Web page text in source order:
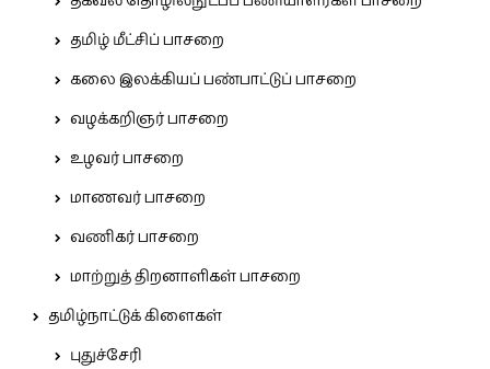
தமிழ் மீட்சிப் பாசறை
கலை இலக்கியப் பண்பாட்டுப் பாசறை
வழக்கறிஞர் பாசறை
உழவர் பாசறை
மாணவர் பாசறை
வணிகர் பாசறை
மாற்றுத் திறனாளிகள் பாசறை
தமிழ்நாட்டுக் கிளைகள்
புதுச்சேரி